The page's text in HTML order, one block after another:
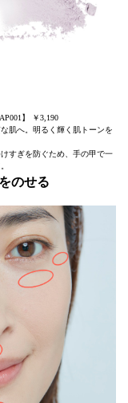
】 ￥3,190
肌へ。明るく輝く肌トーンを
すぎを防ぐため、手の甲で一
のせる